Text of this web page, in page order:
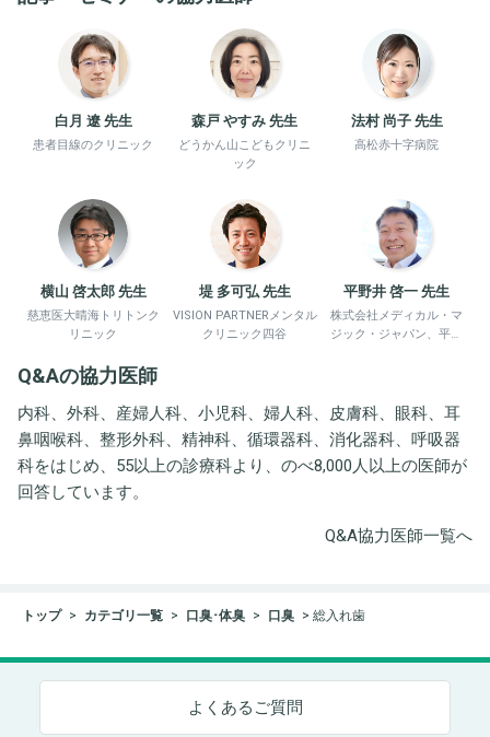
白月 遼 先生
患者目線のクリニック
森戸 やすみ 先生
どうかん山こどもクリニ
ック
法村 尚子 先生
高松赤十字病院
横山 啓太郎 先生
慈恵医大晴海トリトンク
リニック
堤 多可弘 先生
VISION PARTNERメンタル
クリニック四谷
平野井 啓一 先生
株式会社メディカル・マ
ジック・ジャパン、平野
Q&Aの協力医師
内科、外科、産婦人科、小児科、婦人科、皮膚科、眼科、耳
鼻咽喉科、整形外科、精神科、循環器科、消化器科、呼吸器
科をはじめ、55以上の診療科より、のべ8,000人以上の医師が
回答しています。
Q&A協力医師一覧へ
トップ カテゴリ一覧 口臭･体臭 口臭 総入れ歯
よくあるご質問